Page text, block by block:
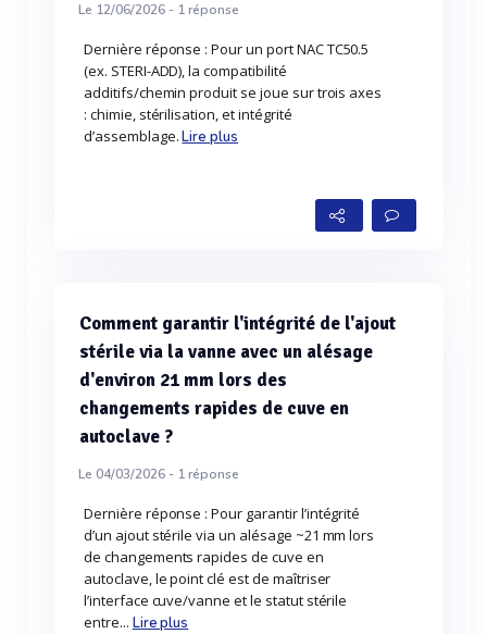
Le 12/06/2026 - 1réponse
Dernière réponse : Pour un port NAC TC50.5
(ex. STERI-ADD), la compatibilité
additifs/chemin produit se joue sur trois axes
: chimie, stérilisation, et intégrité
d’assemblage.Lire plus
Comment garantir l'intégrité de l'ajout
stérile via la vanne avec un alésage
d'environ 21 mm lors des
changements rapides de cuve en
autoclave ?
Le 04/03/2026 - 1réponse
Dernière réponse : Pour garantir l’intégrité
d’un ajout stérile via un alésage ~21 mm lors
de changements rapides de cuve en
autoclave, le point clé est de maîtriser
l’interface cuve/vanne et le statut stérile
entre... Lire plus